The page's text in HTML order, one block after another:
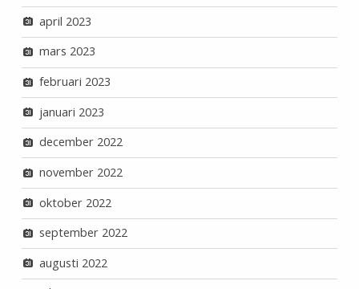
april 2023
mars 2023
februari 2023
januari 2023
december 2022
november 2022
oktober 2022
september 2022
augusti 2022